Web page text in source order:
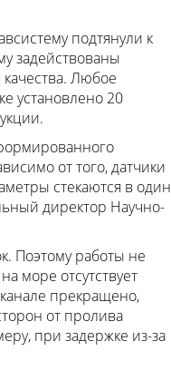
подтянули к
задействованы
Любое
установлено 20
от того, датчики
стекаются в один
директор Научно-
Поэтому работы не
море отсутствует
прекращено,
от пролива
при задержке из-за